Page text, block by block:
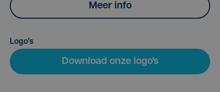
Meer info
Logo's
Download onze logo's